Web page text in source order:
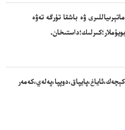
ۋە باشقا تۈرگە تەۋە